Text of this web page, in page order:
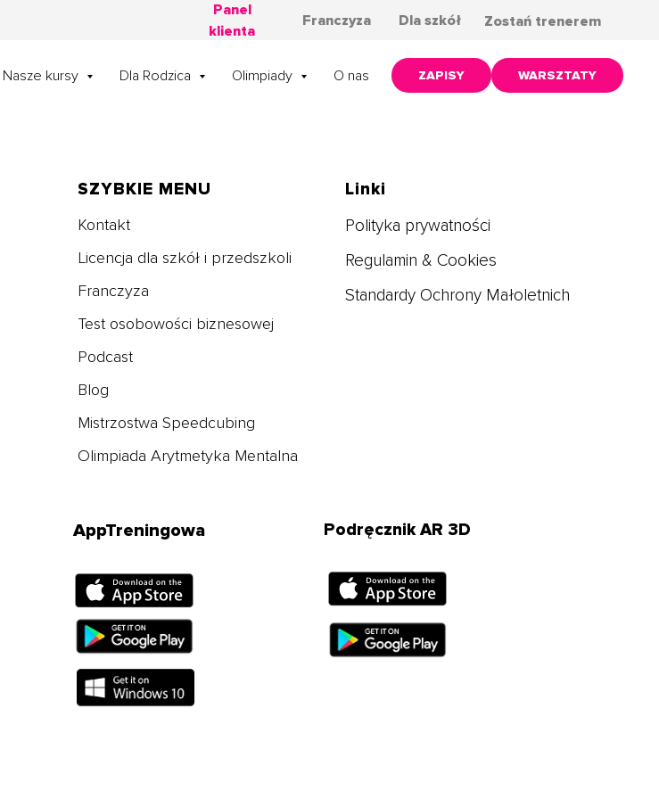
Panel
klienta
Franczyza Dla szkół Zostań trenerem
Nasze kursy Dla Rodzica Olimpiady O nas ZAPISY WARSZTATY
SZYBKIE MENU
Kontakt
Licencja dla szkół i przedszkoli
Franczyza
Test osobowości biznesowej
Podcast
Blog
Mistrzostwa Speedcubing
Olimpiada Arytmetyka Mentalna
Linki
Polityka prywatności
Regulamin & Cookies
Standardy Ochrony Małoletnich
AppTreningowa Podręcznik AR 3D